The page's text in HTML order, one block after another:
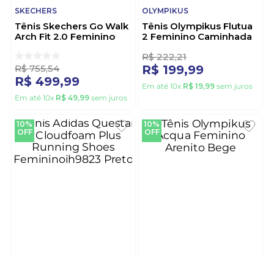
SKECHERS
125315 Rosa
R$ 499,99
Em até10 xR$ 49,99 sem juros
OLYMPIKUS
Tênis Olympikus Flutua
2 Feminino Caminhada
Verde
R$ 222,21
Em até10xR$ 19, 99sem juros
OFF